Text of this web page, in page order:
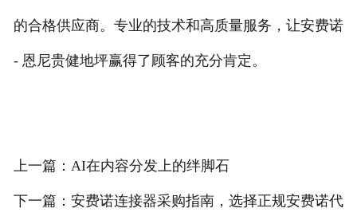
的合格供应商。专业的技术和高质量服务，让安费诺
- 恩尼贵健地坪赢得了顾客的充分肯定。
上一篇：AI在内容分发上的绊脚石
下一篇：安费诺连接器采购指南，选择正规安费诺代